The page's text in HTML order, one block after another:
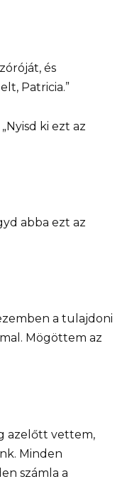
és
Patricia.”
ki ezt az
abba ezt az
a tulajdoni
Mögöttem az
azelőtt vettem,
Minden
számla a